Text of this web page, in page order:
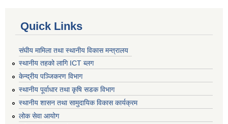
Quick Links
संघीय मामिला तथा स्थानीय विकास मन्त्रालय
स्थानीय तहको लागि ICT ब्लग
केन्द्रीय पञ्जिकरण विभाग
स्थानीय पूर्वाधार तथा कृषि सडक विभाग
स्थानीय शासन तथा सामुदायिक विकास कार्यक्रम
लोक सेवा आयोग